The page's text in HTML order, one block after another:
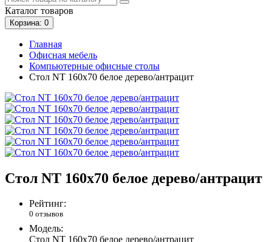
Каталог товаров
Корзина: 0
Главная
Офисная мебель
Компьютерные офисные столы
Стол NT 160x70 белое дерево/антрацит
Стол NT 160x70 белое дерево/антрацит
Рейтинг:
0 отзывов
Модель:
Стол NT 160x70 белое дерево/антрацит